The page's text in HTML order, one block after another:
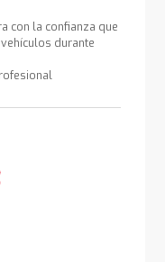
con la confianza que
durante